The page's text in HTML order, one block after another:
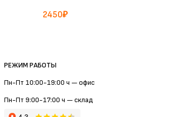
2450₽
РЕЖИМ РАБОТЫ
Пн-Пт 10:00-19:00 ч — офис
Пн-Пт 9:00-17:00 ч — склад